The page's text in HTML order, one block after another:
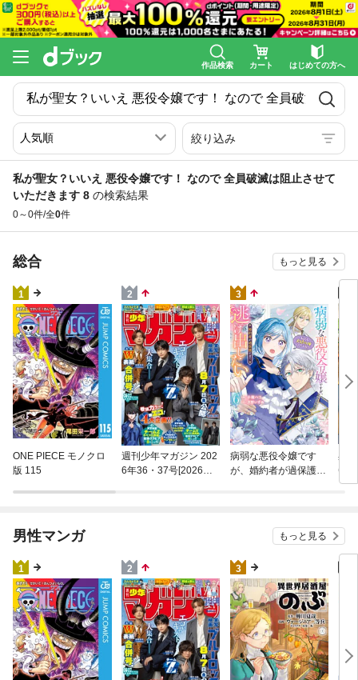
作品検索 カート はじめての方へ
絞り込み
私が聖女？いいえ 悪役令嬢です！ なので 全員破滅は阻止させて
いただきます 8 の検索結果
0～0件/全0件
総合 もっと見る
1
ONE PIECE モノクロ
版 115
2
週刊少年マガジン 202
6年36・37号[2026年8
3
病弱な悪役令嬢です
が、婚約者が過保護す
異
(22)
男性マンガ もっと見る
1 2 3